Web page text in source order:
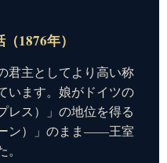
1876年）
君主としてより高い称
います。娘がドイツの
レス）」の地位を得る
ン）」のまま——王室